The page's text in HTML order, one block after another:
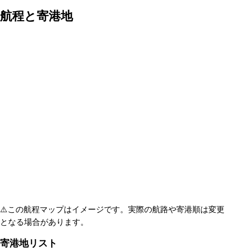
航程と寄港地
⚠️この航程マップはイメージです。実際の航路や寄港順は変更
となる場合があります。
寄港地リスト